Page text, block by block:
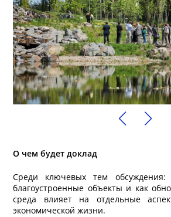
О чем будет доклад
Среди ключевых тем обсуждения:
благоустроенные объекты и как
среда влияет на отдельные
экономической жизни.